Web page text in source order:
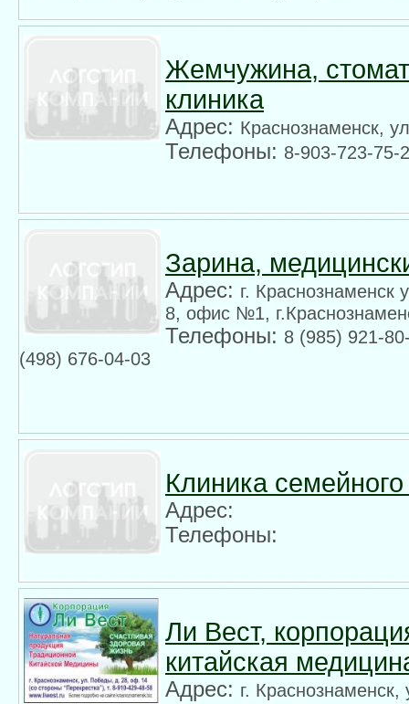
Жемчужина,
клиника
Адрес:Краснознаменск,
Телефоны:8-903-723-75-
Зарина,
Адрес:г.
8, офис №1,
Телефоны:8 (985) 921-
(498) 676-04-03
Клиника
Адрес:
Телефоны:
Ли Вест,
китайская
Адрес:г.